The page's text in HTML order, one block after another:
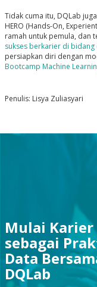
Tidak cuma itu, DQLab
HERO (Hands-On,
ramah untuk pemula, dan
sukses berkarier di bidang
persiapkan diri dengan
Bootcamp Machine
Penulis: Lisya Zuliasyari
Mulai Karier
sebagai
Data
DQLab